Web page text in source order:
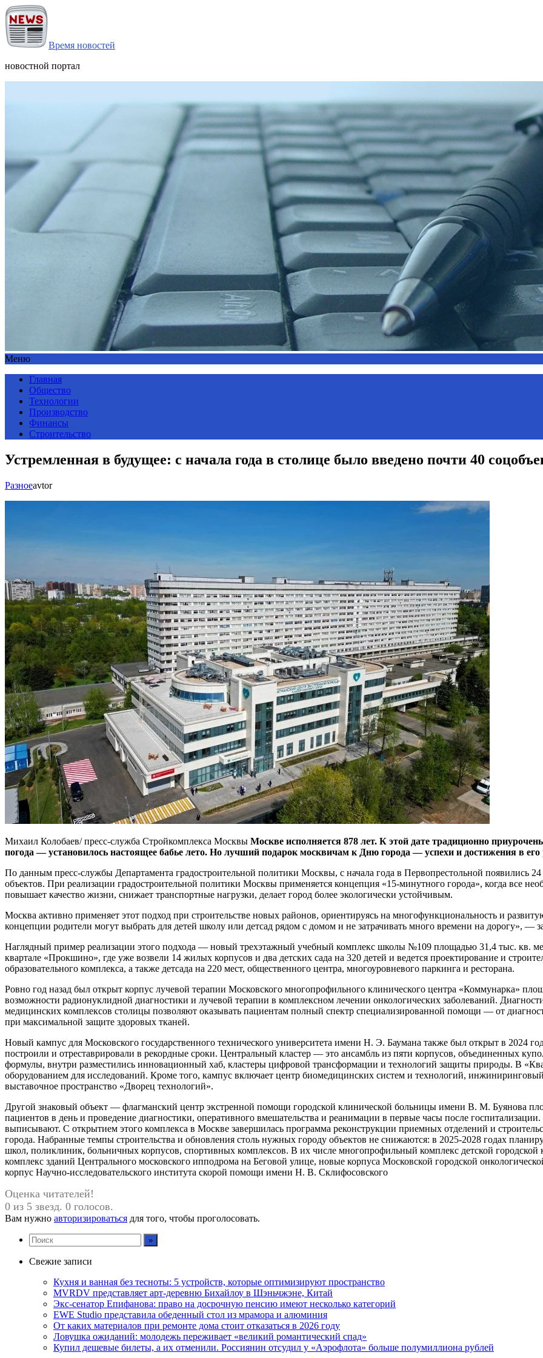
Время новостей
новостной портал
Меню
Главная
Общество
Технологии
Производство
Финансы
Строительство
Устремленная в будущее: с начала года в столице было введено почти 40
Разноеavtor
Михаил Колобаев/ пресс-служба Стройкомплекса Москвы Москве исполняется 878 лет. К этой дате традиционно
погода — установилось настоящее бабье лето. Но лучший подарок москвичам к Дню города — успехи и достижения в его
По данным пресс-службы Департамента градостроительной политики Москвы, с начала года в Первопрестольной появились
объектов. При реализации градостроительной политики Москвы применяется концепция «15-минутного города», когда все
повышает качество жизни, снижает транспортные нагрузки, делает город более экологически устойчивым.
Москва активно применяет этот подход при строительстве новых районов, ориентируясь на многофункциональность и
концепции родители могут выбрать для детей школу или детсад рядом с домом и не затрачивать много времени на дорогу», —
Наглядный пример реализации этого подхода — новый трехэтажный учебный комплекс школы №109 площадью 31,4 тыс. кв.
квартале «Прокшино», где уже возвели 14 жилых корпусов и два детских сада на 320 детей и ведется проектирование и
образовательного комплекса, а также детсада на 220 мест, общественного центра, многоуровневого паркинга и ресторана.
Ровно год назад был открыт корпус лучевой терапии Московского многопрофильного клинического центра «Коммунарка»
возможности радионуклидной диагностики и лучевой терапии в комплексном лечении онкологических заболеваний.
медицинских комплексов столицы позволяют оказывать пациентам полный спектр специализированной помощи — от
при максимальной защите здоровых тканей.
Новый кампус для Московского государственного технического университета имени Н. Э. Баумана также был открыт в 2024
построили и отреставрировали в рекордные сроки. Центральный кластер — это ансамбль из пяти корпусов, объединенных
формулы, внутри разместились инновационный хаб, кластеры цифровой трансформации и технологий защиты природы. В
оборудованием для исследований. Кроме того, кампус включает центр биомедицинских систем и технологий,
выставочное пространство «Дворец технологий».
Другой знаковый объект — флагманский центр экстренной помощи городской клинической больницы имени В. М. Буянова
пациентов в день и проведение диагностики, оперативного вмешательства и реанимации в первые часы после
выписывают. С открытием этого комплекса в Москве завершилась программа реконструкции приемных отделений и
города. Набранные темпы строительства и обновления столь нужных городу объектов не снижаются: в 2025-2028 годах
школ, поликлиник, больничных корпусов, спортивных комплексов. В их числе многопрофильный комплекс детской
комплекс зданий Центрального московского ипподрома на Беговой улице, новые корпуса Московской городской
корпус Научно-исследовательского института скорой помощи имени Н. В. Склифосовского
Оценка читателей!
0 из 5 звезд. 0 голосов.
Вам нужно авторизироваться для того, чтобы проголосовать.
Свежие записи
Кухня и ванная без тесноты: 5 устройств, которые оптимизируют пространство
MVRDV представляет арт-деревню Бихайлоу в Шэньчжэне, Китай
Экс-сенатор Епифанова: право на досрочную пенсию имеют несколько категорий
EWE Studio представила обеденный стол из мрамора и алюминия
От каких материалов при ремонте дома стоит отказаться в 2026 году
Ловушка ожиданий: молодежь переживает «великий романтический спад»
Купил дешевые билеты, а их отменили. Россиянин отсудил у «Аэрофлота» больше полумиллиона рублей